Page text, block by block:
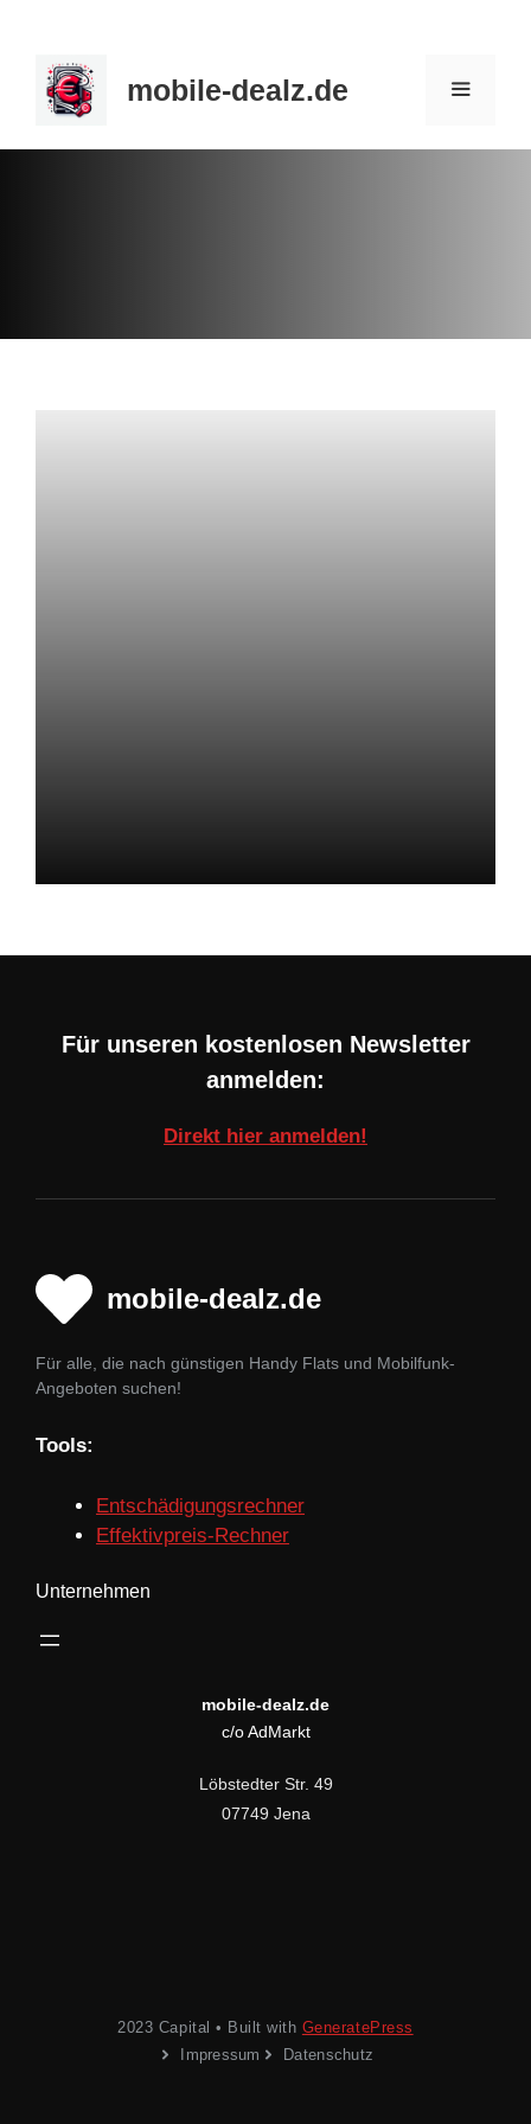
Inhalt
springen
mobile-dealz.de
Für unseren kostenlosen Newsletter
anmelden:
Direkt hier anmelden!
mobile-dealz.de
Für alle, die nach günstigen Handy Flats und Mobilfunk-
Angeboten suchen!
Tools:
Entschädigungsrechner
Effektivpreis-Rechner
Unternehmen
mobile-dealz.de
c/o AdMarkt
Löbstedter Str. 49
07749 Jena
2023 Capital • Built with GeneratePress
Impressum
Datenschutz